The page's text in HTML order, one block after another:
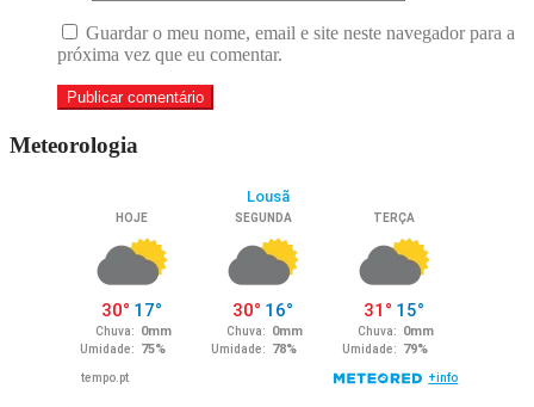
Guardar o meu nome, email e site neste navegador para a
próxima vez que eu comentar.
Meteorologia